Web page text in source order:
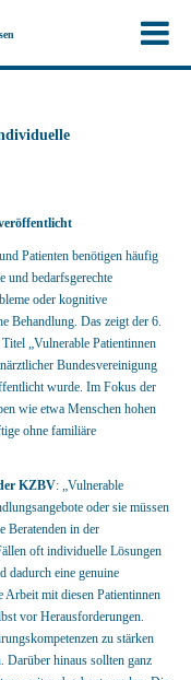
Patienten benötigen häufig
und bedarfsgerechte
oder kognitive
Behandlung. Das zeigt der 6.
„Vulnerable Patientinnen
Bundesvereinigung
wurde. Im Fokus der
wie etwa Menschen hohen
ohne familiäre
KZBV: „Vulnerable
oder sie müssen
Beratenden in der
oft individuelle Lösungen
dadurch eine genuine
mit diesen Patientinnen
vor Herausforderungen.
zu stärken
Darüber hinaus sollten ganz